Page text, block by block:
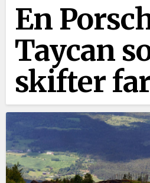
En
Taycan
skifter